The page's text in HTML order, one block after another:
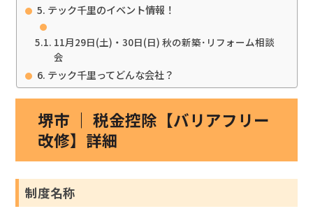
テック千里のイベント情報！
11月29日(土)・30日(日) 秋の新築･リフォーム相談
会
テック千里ってどんな会社？
堺市 ｜ 税金控除【バリアフリー
改修】詳細
制度名称